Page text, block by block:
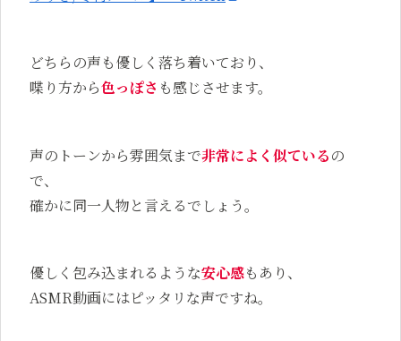
どちらの声も優しく落ち着いており、
喋り方から色っぽさ も感じさせます。
声のトーンから雰囲気まで非常によく似ているの
で、
確かに同一人物と言えるでしょう。
優しく包み込まれるような安心感もあり、
ASMR動画にはピッタリな声ですね。